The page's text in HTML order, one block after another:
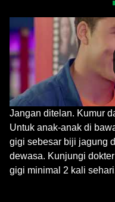
Jangan ditelan. Kumur
Untuk anak-anak di
gigi sebesar biji jagung
dewasa. Kunjungi
gigi minimal 2 kali